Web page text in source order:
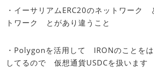
・イーサリアムERC20のネットワー
トワーク とがあり違うこと
・Polygonを活用して IRONのことを
してるので 仮想通貨USDCを扱います